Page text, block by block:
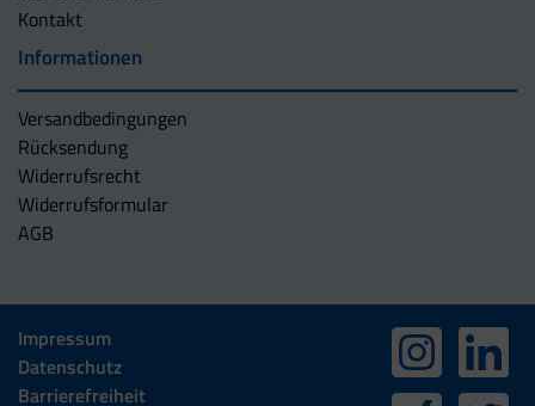
Kontakt
Informationen
Versandbedingungen
Rücksendung
Widerrufsrecht
Widerrufsformular
AGB
Impressum
Datenschutz
Barrierefreiheit